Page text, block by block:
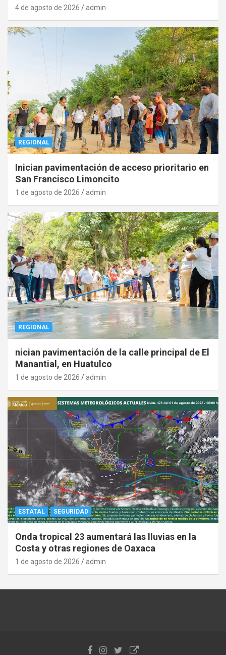
4 de agosto de 2026 admin
REGIONAL
Inician pavimentación de acceso prioritario en
San Francisco Limoncito
1 de agosto de 2026 admin
REGIONAL
nician pavimentación de la calle principal de El
Manantial, en Huatulco
1 de agosto de 2026 admin
ESTATAL SEGURIDAD
Onda tropical 23 aumentará las lluvias en la
Costa y otras regiones de Oaxaca
1 de agosto de 2026 admin